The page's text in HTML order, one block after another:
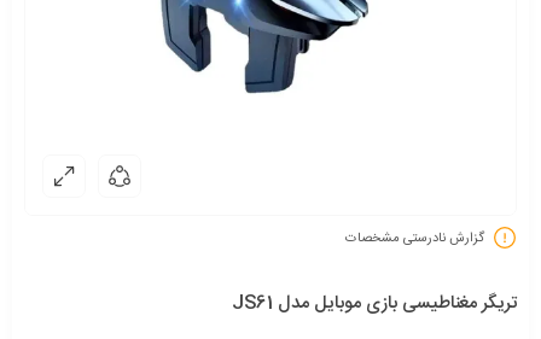
گزارش نادرستی مشخصات
تریگر مغناطیسی بازی موبایل مدل JS61